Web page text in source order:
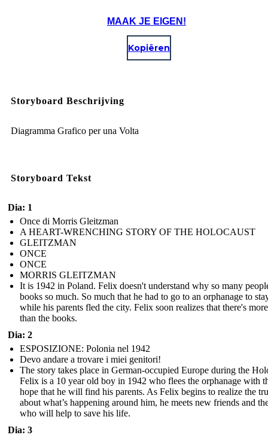
MAAK JE EIGEN!
Kopiëren
Storyboard Beschrijving
Diagramma Grafico per una Volta
Storyboard Tekst
Dia: 1
Once di Morris Gleitzman
A HEART-WRENCHING STORY OF THE HOLOCAUST
GLEITZMAN
ONCE
ONCE
MORRIS GLEITZMAN
It is 1942 in Poland. Felix doesn't understand why so many
books so much. So much that he had to go to an orphanage to
while his parents fled the city. Felix soon realizes that there's
than the books.
Dia: 2
ESPOSIZIONE: Polonia nel 1942
Devo andare a trovare i miei genitori!
The story takes place in German-occupied Europe during the
Felix is a 10 year old boy in 1942 who flees the orphanage with
hope that he will find his parents. As Felix begins to realize the
about what’s happening around him, he meets new friends and
who will help to save his life.
Dia: 3